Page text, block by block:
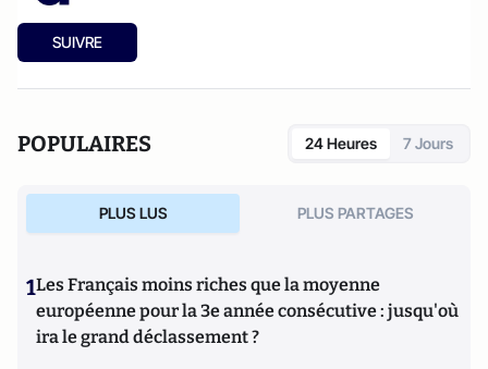
SUIVRE
POPULAIRES 24 Heures 7 Jours
PLUS LUS PLUS PARTAGES
1Les Français moins riches que la moyenne
européenne pour la 3e année consécutive : jusqu'où
ira le grand déclassement ?